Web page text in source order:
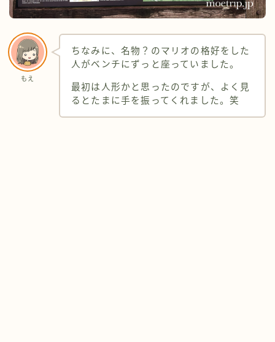
もえ
ちなみに、名物？のマリオの格好をした
人がベンチにずっと座っていました。
最初は人形かと思ったのですが、よく見
るとたまに手を振ってくれました。笑